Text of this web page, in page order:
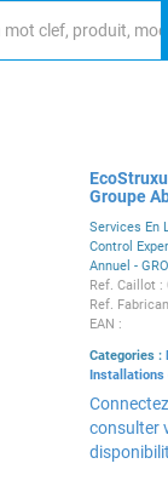
Groupe
Services En
Control
Annuel -
Ref. Caillot :
Ref.
EAN :
Categories :
Installations
consulter